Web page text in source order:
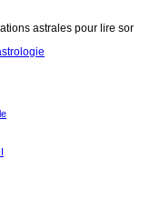
astrales pour lire